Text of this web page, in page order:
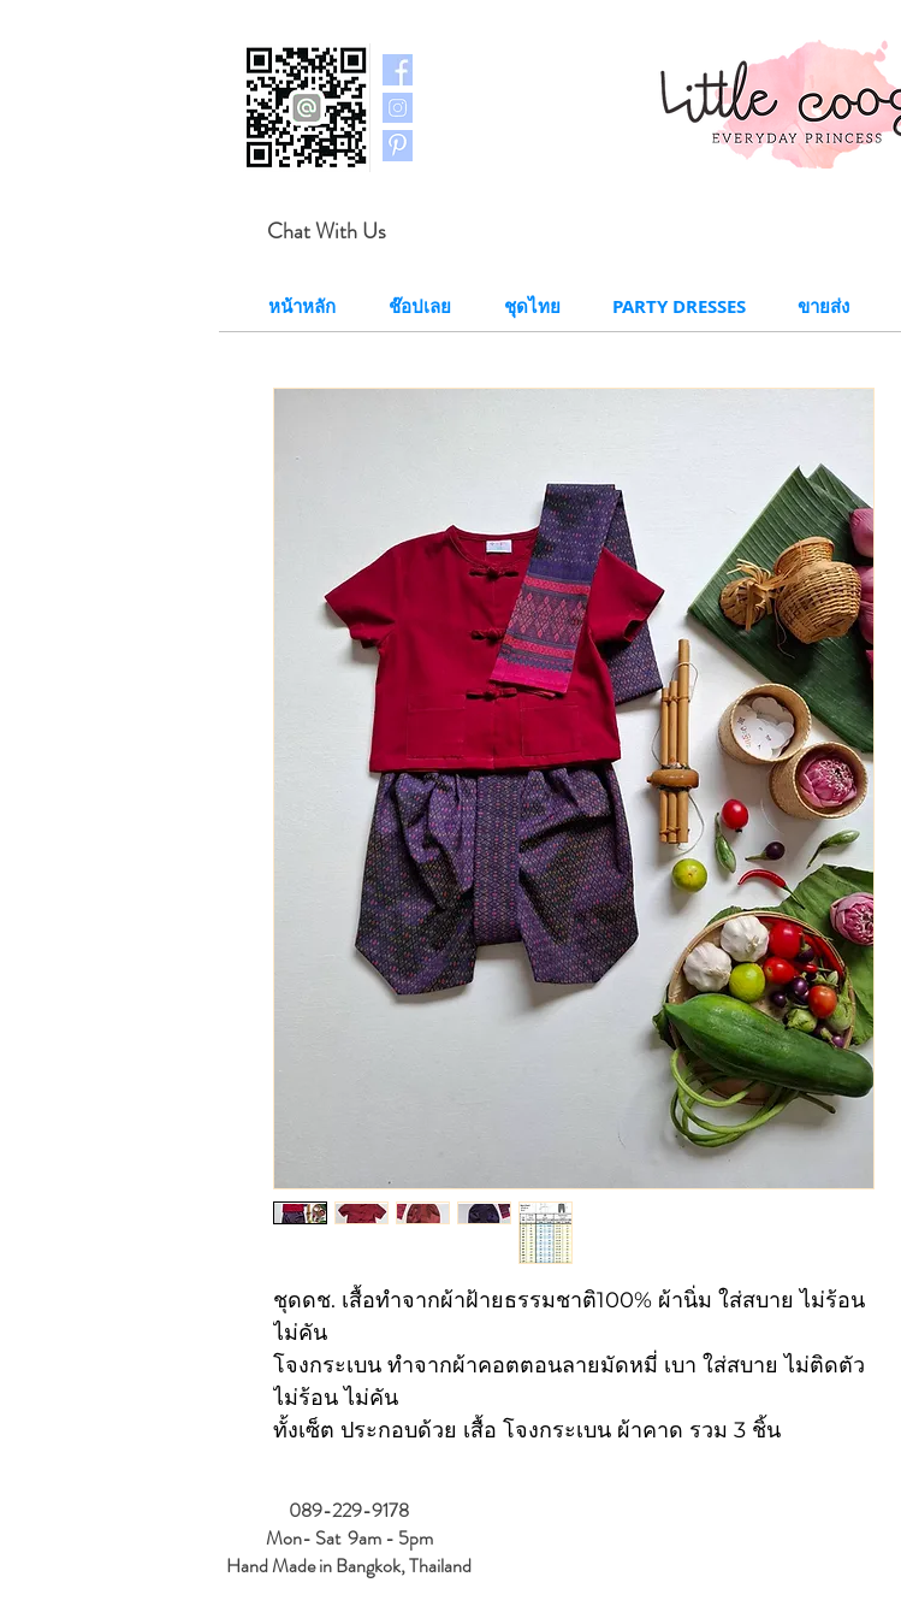
Chat With Us
หน้าหลัก ช๊อปเลย ชุด​ไทย​ PARTY DRESSES ขายส่ง
ชุดดช. เสื้อทำจากผ้าฝ้ายธรรมชาติ100% ผ้านิ่ม ใส่สบาย ไม่ร้อน
ไม่คัน
โจงกระเบน ทำจากผ้าคอตตอนลายมัดหมี่ เบา ใส่สบาย ไม่ติดตัว
ไม่ร้อน ไม่คัน
ทั้งเซ็ต ประกอบด้วย เสื้อ โจงกระเบน ผ้าคาด รวม 3 ชิ้น
089-229-9178
Mon- Sat 9am - 5pm
Hand Made in Bangkok, Thailand